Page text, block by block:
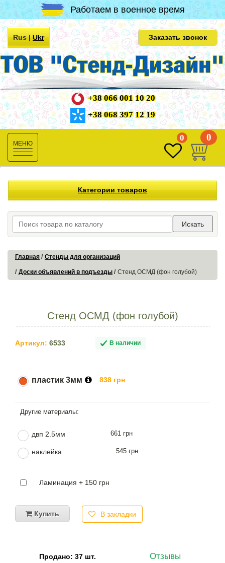
Работаем в военное время
Rus|Ukr Заказать звонок
+38 066 001 10 20
+38 068 397 12 19
Toggle
navigation
0 0
Категории товаров
Искать
Главная Стенды для организаций
Доски объявлений в подъезды Стенд ОСМД (фон голубой)
Стенд ОСМД (фон голубой)
Артикул: 6533 В наличии
пластик 3мм 838 грн
двп 2.5мм 661 грн
наклейка 545 грн
Ламинация + 150 грн
Купить В закладки
Продано: 37 шт. Отзывы